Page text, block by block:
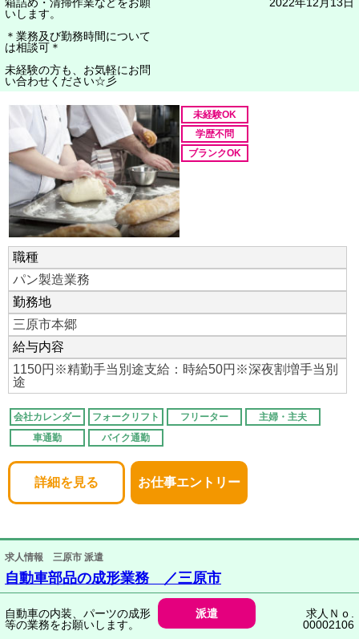
いします。
＊業務及び勤務時間について
は相談可＊
未経験の方も、お気軽にお問
い合わせください☆彡
未経験OK
学歴不問
ブランクOK
職種
パン製造業務
勤務地
三原市本郷
給与内容
1150円※精勤手当別途支給：時給50円※深夜割増手当別
途
会社カレンダー フォークリフト フリーター
主婦・主夫
車通勤
バイク通勤
詳細を見る お仕事エントリー
求人情報 三原市 派遣
自動車部品の成形業務 ／三原市
自動車の内装、パーツの成形
等の業務をお願いします。
派遣
求人Ｎｏ.
00002106